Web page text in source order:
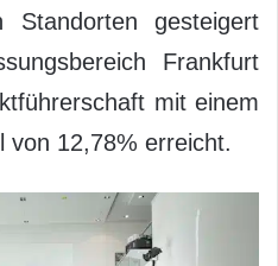
Standorten gesteigert
Frankfurt
mit einem
von 12,78% erreicht.